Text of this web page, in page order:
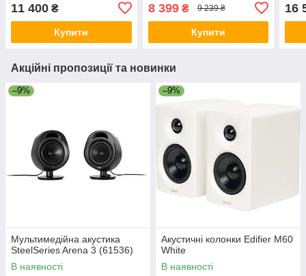
11 400 ₴
Купити
8 399₴ 9 239 ₴
Купити
16
Акційні пропозиції та новинки
–9%
Мультимедійна акустика
SteelSeries Arena 3 (61536)
В наявності
–9%
Акустичні колонки Edifier M60
White
В наявності